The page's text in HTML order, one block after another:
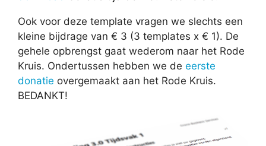
Ook voor deze template vragen we slechts een
kleine bijdrage van € 3 (3 templates x € 1). De
gehele opbrengst gaat wederom naar het Rode
Kruis. Ondertussen hebben we de eerste
donatie overgemaakt aan het Rode Kruis.
BEDANKT!